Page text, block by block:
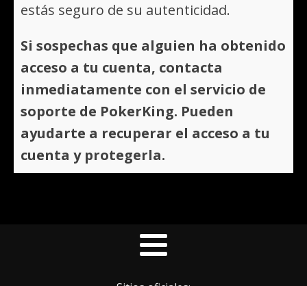
estás seguro de su autenticidad.
Si sospechas que alguien ha obtenido
acceso a tu cuenta, contacta
inmediatamente con el servicio de
soporte de PokerKing. Pueden
ayudarte a recuperar el acceso a tu
cuenta y protegerla.